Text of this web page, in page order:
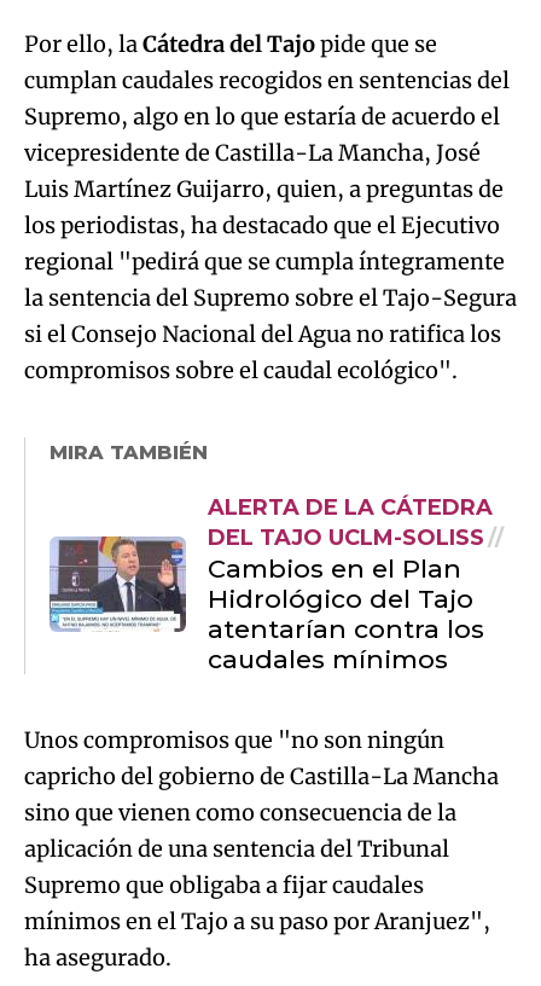
Por ello, laCátedra del Tajopide que se
cumplan caudales recogidos en sentencias del
Supremo, algo en lo que estaría de acuerdo el
vicepresidente de Castilla-La Mancha, José
Luis Martínez Guijarro, quien, a preguntas de
los periodistas, ha destacado que el Ejecutivo
regional "pedirá que se cumpla íntegramente
la sentencia del Supremo sobre el Tajo-Segura
si el Consejo Nacional del Agua no ratifica los
compromisos sobre el caudal ecológico".
MIRA TAMBIÉN
ALERTA DE LA CÁTEDRA
DEL TAJO UCLM-SOLISS
Cambios en el Plan
Hidrológico del Tajo
atentarían contra los
caudales mínimos
Unos compromisos que "no son ningún
capricho del gobierno de Castilla-La Mancha
sino que vienen como consecuencia de la
aplicación de una sentencia del Tribunal
Supremo que obligaba a fijar caudales
mínimos en el Tajo a su paso por Aranjuez",
ha asegurado.